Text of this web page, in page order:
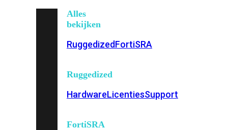
Alles
bekijken
RuggedizedFortiSRA
Ruggedized
HardwareLicentiesSupport
FortiSRA